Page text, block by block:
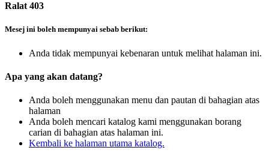
Ralat 403
Mesej ini boleh mempunyai sebab berikut:
Anda tidak mempunyai kebenaran untuk melihat halaman ini.
Apa yang akan datang?
Anda boleh menggunakan menu dan pautan di bahagian atas
halaman
Anda boleh mencari katalog kami menggunakan borang
carian di bahagian atas halaman ini.
Kembali ke halaman utama katalog.